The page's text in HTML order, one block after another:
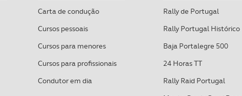
Carta de condução
Cursos pessoais
Cursos para menores
Cursos para profissionais
Condutor em dia
Rally de Portugal
Rally Portugal Histórico
Baja Portalegre 500
24 Horas TT
Rally Raid Portugal